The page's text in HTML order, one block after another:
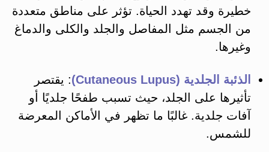
خطيرة وقد تهدد الحياة. تؤثر على مناطق متعددة
من الجسم مثل المفاصل والجلد والكلى والدماغ
وغيرها​.
الذئبة الجلدية (Cutaneous Lupus)
: يقتصر
تأثيرها على الجلد، حيث تسبب طفحًا جلديًا أو
آفات جلدية. غالبًا ما تظهر في الأماكن المعرضة
للشمس​.